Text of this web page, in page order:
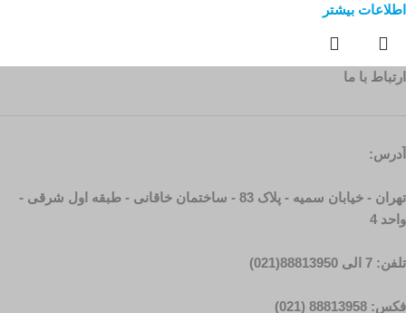
اطلاعات بیشتر
ارتباط با ما
آدرس:
تهران - خیابان سمیه - پلاک 83 - ساختمان خاقانی - طبقه اول شرقی -
واحد 4
تلفن: 7 الی 88813950(021)
فکس: 88813958 (021)